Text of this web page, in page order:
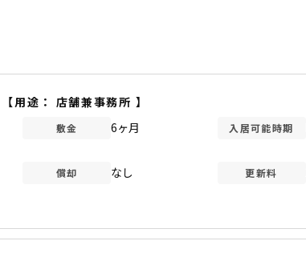
【用途： 店舗兼事務所 】
敷金 6ヶ月 入居可能時期
償却 なし 更新料